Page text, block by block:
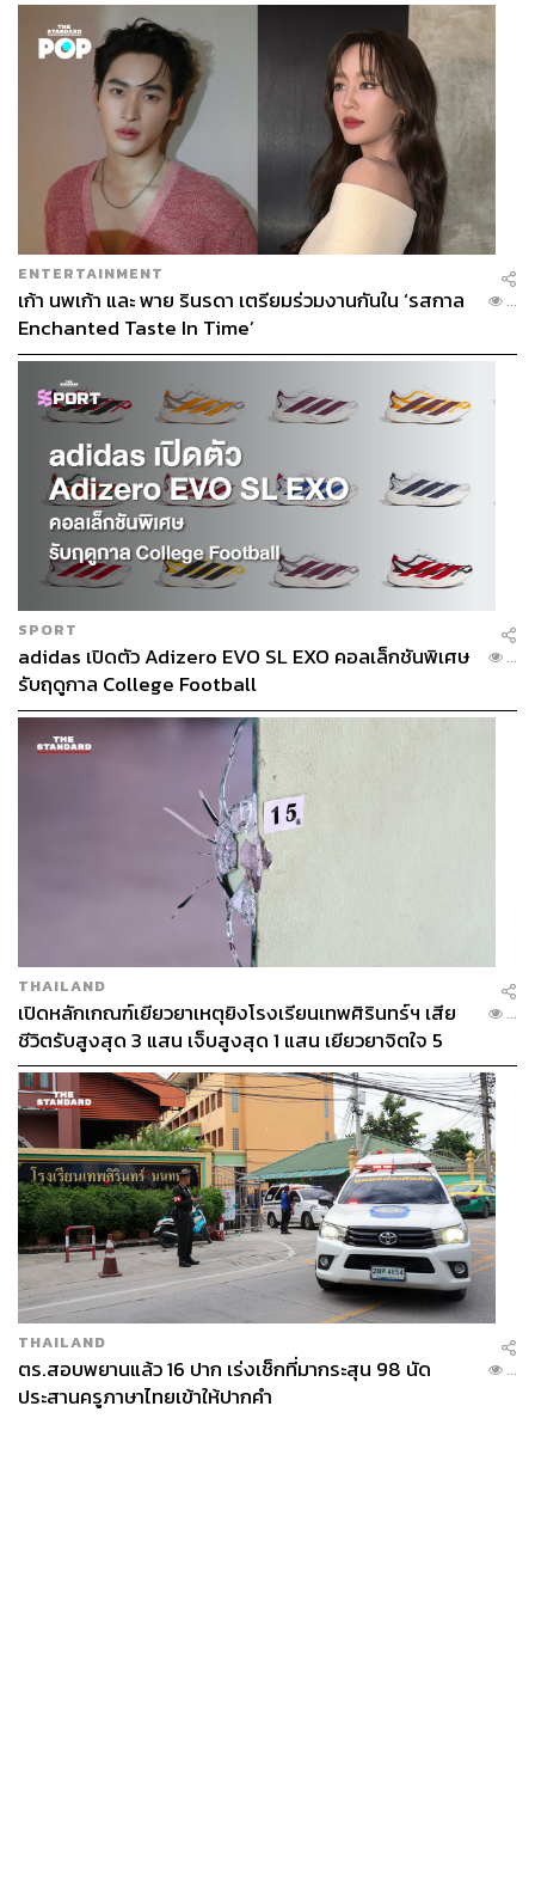
ENTERTAINMENT
เก้า นพเก้า และ พาย รินรดา เตรียมร่วมงานกันใน ‘รสกาล
Enchanted Taste In Time’
...
SPORT
adidas เปิดตัว Adizero EVO SL EXO คอลเล็กชันพิเศษ
รับฤดูกาล College Football
...
THAILAND
เปิดหลักเกณฑ์เยียวยาเหตุยิงโรงเรียนเทพศิรินทร์ฯ เสีย
ชีวิตรับสูงสุด 3 แสน เจ็บสูงสุด 1 แสน เยียวยาจิตใจ 5
ระดับ
...
THAILAND
ตร.สอบพยานแล้ว 16 ปาก เร่งเช็กที่มากระสุน 98 นัด
ประสานครูภาษาไทยเข้าให้ปากคำ
...